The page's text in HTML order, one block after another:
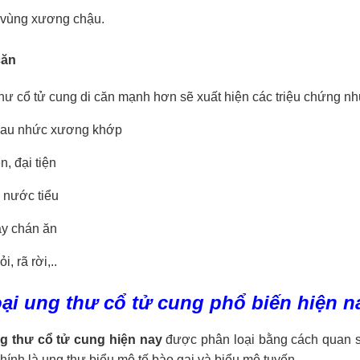
xương chậu.
cổ tử cung di căn mạnh hơn sẽ xuất hiện các triệu chứng
nhức xương khớp
đại tiện
nước tiểu
chán ăn
rã rời,..
ung thư cổ tử cung phổ biến hiện
thư cổ tử cung hiện nayđược phân loại bằng cách quan